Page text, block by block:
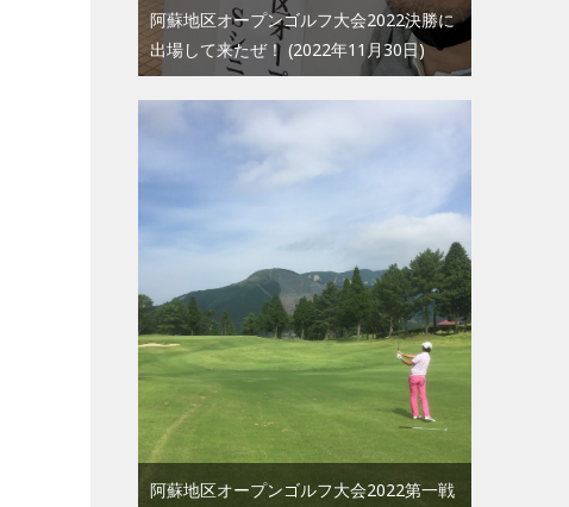
阿蘇地区オープンゴルフ大会2022決勝に
出場して来たぜ！ 2022年11月30日
阿蘇地区オープンゴルフ大会2022第一戦